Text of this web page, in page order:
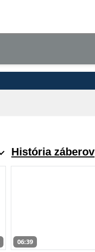
História záberov
06:39